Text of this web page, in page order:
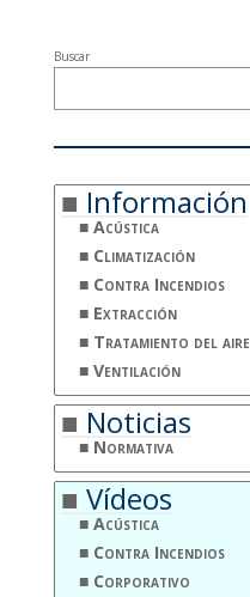
Buscar
Información
Acústica
Climatización
Contra Incendios
Extracción
Tratamiento del aire
Ventilación
Noticias
Normativa
Vídeos
Acústica
Contra Incendios
Corporativo